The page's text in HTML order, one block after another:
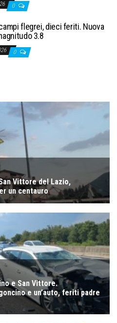
0
flegrei, dieci feriti. Nuova
3.8
0